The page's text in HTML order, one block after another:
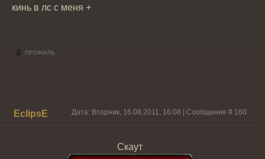
кинь в лс с меня +
EclipsE Дата: Вторник, 16.08.2011, 16:08 | Сообщение # 160
Скаут